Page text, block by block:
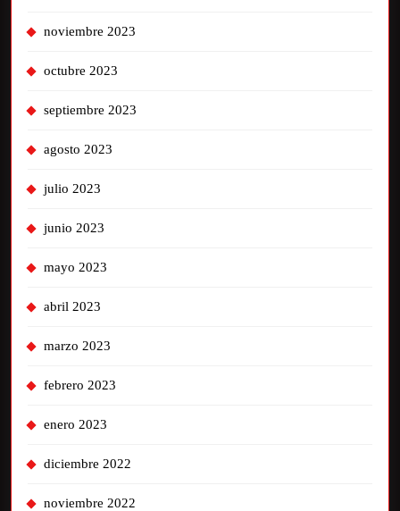
noviembre 2023
octubre 2023
septiembre 2023
agosto 2023
julio 2023
junio 2023
mayo 2023
abril 2023
marzo 2023
febrero 2023
enero 2023
diciembre 2022
noviembre 2022